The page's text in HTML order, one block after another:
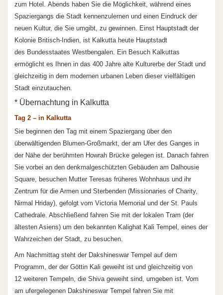
zum Hotel. Abends haben Sie die Möglichkeit, während eines
Spaziergangs die Stadt kennenzulernen und einen Eindruck der
neuen Kultur, die Sie umgibt, zu gewinnen. Einst Hauptstadt der
Kolonie Britisch-Indien, ist Kalkutta heute Hauptstadt
des Bundesstaates Westbengalen. Ein Besuch Kalkuttas
ermöglicht es Ihnen in das 400 Jahre alte Kulturerbe der Stadt und
gleichzeitig in dem modernen urbanen Leben dieser vielfältigen
Stadt einzutauchen.
* Übernachtung in Kalkutta
Tag 2 – in Kalkutta
Sie beginnen den Tag mit einem Spaziergang über den
überwältigenden Blumen-Großmarkt, der am Ufer des Ganges in
der Nähe der berühmten Howrah Brücke gelegen ist. Danach fahren
Sie vorbei an den denkmalgeschützten Gebäuden am Dalhousie
Square, besuchen Mutter Teresas früheres Wohnhaus und ihr
Zentrum für die Armen und Sterbenden (Missionaries of Charity,
Nirmal Hriday), gefolgt vom Victoria Memorial und der St. Pauls
Cathedrale. Abschließend fahren Sie mit der lokalen Tram (der
ältesten Asiens) um den bekannten Kalighat Kali Tempel, eines der
Wahrzeichen der Stadt, zu besuchen.
Am Nachmittag steht der Dakshineswar Tempel auf dem
Programm, der der Göttin Kali geweiht ist und gleichzeitig von
12 weiteren Tempeln, die Shiva geweiht sind, umgeben ist. Vom
am ufergelegenen Dakshineswar Tempel fahren Sie mit